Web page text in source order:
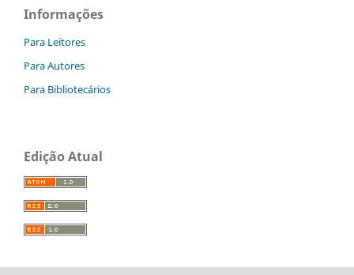
Informações
Para Leitores
Para Autores
Para Bibliotecários
Edição Atual